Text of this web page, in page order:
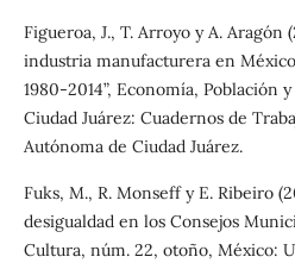
Figueroa, J., T. Arroyo y A. Aragón
industria manufacturera en
1980-2014”, Economía, Población
Ciudad Juárez: Cuadernos de
Autónoma de Ciudad Juárez.
Fuks, M., R. Monseff y E. Ribeiro
desigualdad en los Consejos
Cultura, núm. 22, otoño, México: